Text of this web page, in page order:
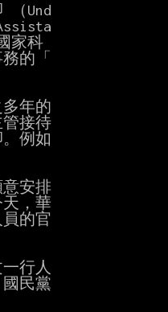
（Und
家科
的「
年的
接待
例如
安排
，華
的官
行人
民黨